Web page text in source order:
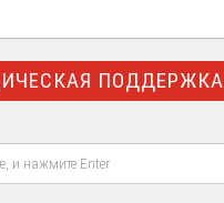
ПОДДЕРЖКА